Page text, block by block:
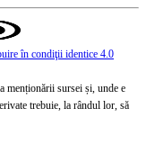
în condiţii identice 4.0
menționării sursei și, unde e
trebuie, la rândul lor, să